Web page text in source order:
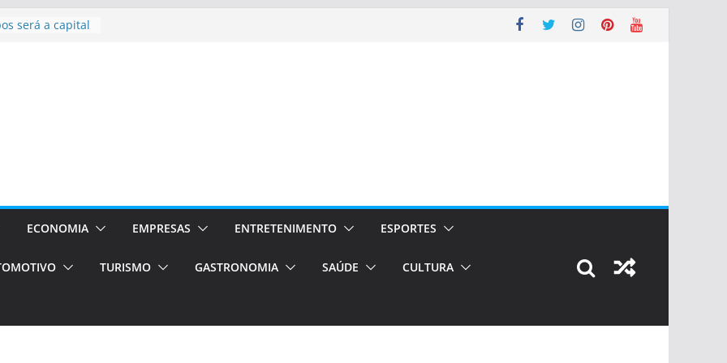
o segundo
volta!
Orientados
de transfer,
ECONOMIA EMPRESAS ENTRETENIMENTO ESPORTES
TURISMO GASTRONOMIA SAÚDE CULTURA